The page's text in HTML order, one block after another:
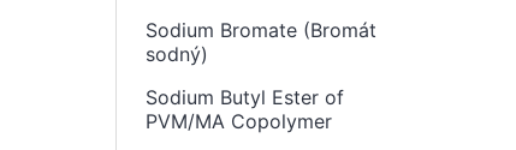
Sodium Bromate (Bromát
sodný)
Sodium Butyl Ester of
PVM/MA Copolymer